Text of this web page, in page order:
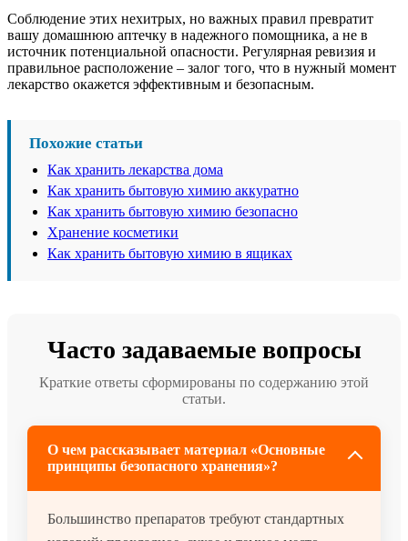
Соблюдение этих нехитрых, но важных правил превратит
вашу домашнюю аптечку в надежного помощника, а не в
источник потенциальной опасности. Регулярная ревизия и
правильное расположение – залог того, что в нужный момент
лекарство окажется эффективным и безопасным.
Похожие статьи
Как хранить лекарства дома
Как хранить бытовую химию аккуратно
Как хранить бытовую химию безопасно
Хранение косметики
Как хранить бытовую химию в ящиках
Часто задаваемые вопросы
Краткие ответы сформированы по содержанию этой
статьи.
О чем рассказывает материал «Основные
принципы безопасного хранения»?
Большинство препаратов требуют стандартных